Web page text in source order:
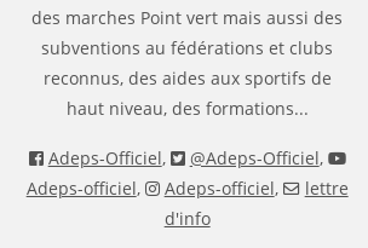
des marches Point vert mais aussi des
subventions au fédérations et clubs
reconnus, des aides aux sportifs de
haut niveau, des formations...
Adeps-Officiel, @Adeps-Officiel,
Adeps-officiel, Adeps-officiel,
lettre
d'info